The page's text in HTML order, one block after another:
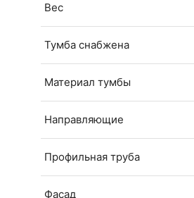
Вес
Тумба снабжена
Материал тумбы
Направляющие
Профильная труба
Фасад